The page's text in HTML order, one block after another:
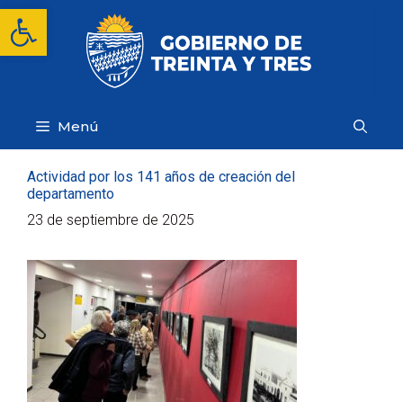
Abrir barra de herramientas
Saltar
contenido
Menú
Actividad por los 141 años de creación del
departamento
23 de septiembre de 2025